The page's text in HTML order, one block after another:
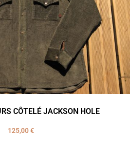
CÔTELÉ JACKSON HOLE
125,00€